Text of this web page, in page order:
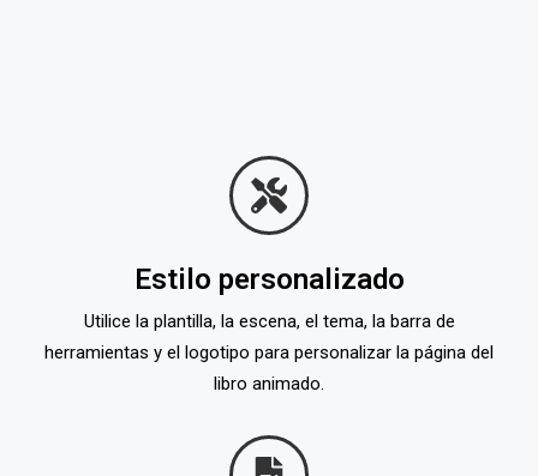
Estilo personalizado
Utilice la plantilla, la escena, el tema, la barra de
herramientas y el logotipo para personalizar la página del
libro animado.